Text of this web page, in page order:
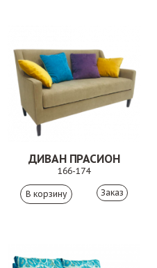
ДИВАН ПРАСИОН
166-174
Заказ